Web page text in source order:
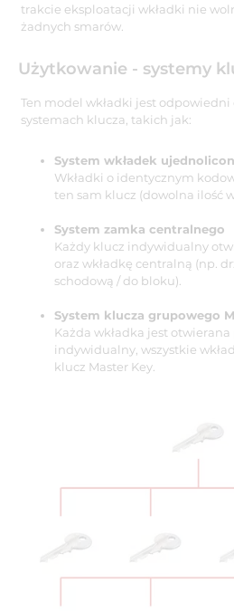
trakcie eksploatacji wkładki nie
żadnych smarów.
Użytkowanie - systemy
Ten model wkładki jest odpowiedni
systemach klucza, takich jak:
System wkładek
Wkładki o identycznym
ten sam klucz (dowolna ilość
System zamka centralnego
Każdy klucz indywidualny
oraz wkładkę centralną (np.
schodową / do bloku).
System klucza grupowego
Każda wkładka jest
indywidualny, wszystkie
klucz Master Key.